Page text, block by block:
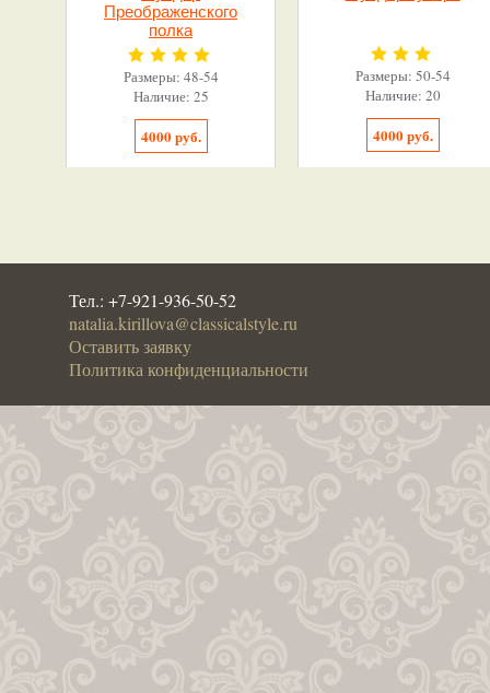
Преображенского
полка
Размеры: 48-54
Наличие: 25
4000 руб.
Размеры: 50-54
Наличие: 20
4000 руб.
Тел.: +7-921-936-50-52
natalia.kirillova@classicalstyle.ru
Оставить заявку
Политика конфиденциальности